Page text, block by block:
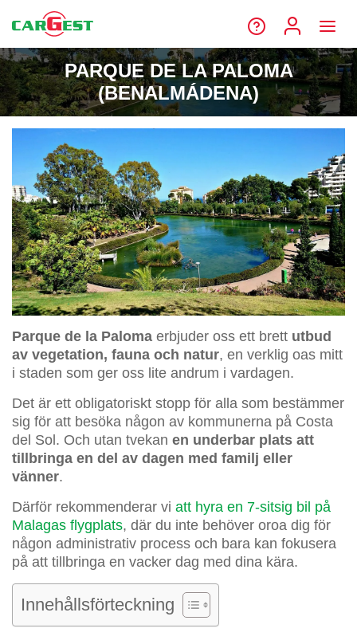
PARQUE DE LA PALOMA
(BENALMÁDENA)
Parque de la Paloma erbjuder oss ett brett utbud
av vegetation, fauna och natur, en verklig oas mitt
i staden som ger oss lite andrum i vardagen.
Det är ett obligatoriskt stopp för alla som bestämmer
sig för att besöka någon av kommunerna på Costa
del Sol. Och utan tvekan en underbar plats att
tillbringa en del av dagen med familj eller
vänner.
Därför rekommenderar vi att hyra en 7-sitsig bil på
Malagas flygplats, där du inte behöver oroa dig för
någon administrativ process och bara kan fokusera
på att tillbringa en vacker dag med dina kära.
Innehållsförteckning